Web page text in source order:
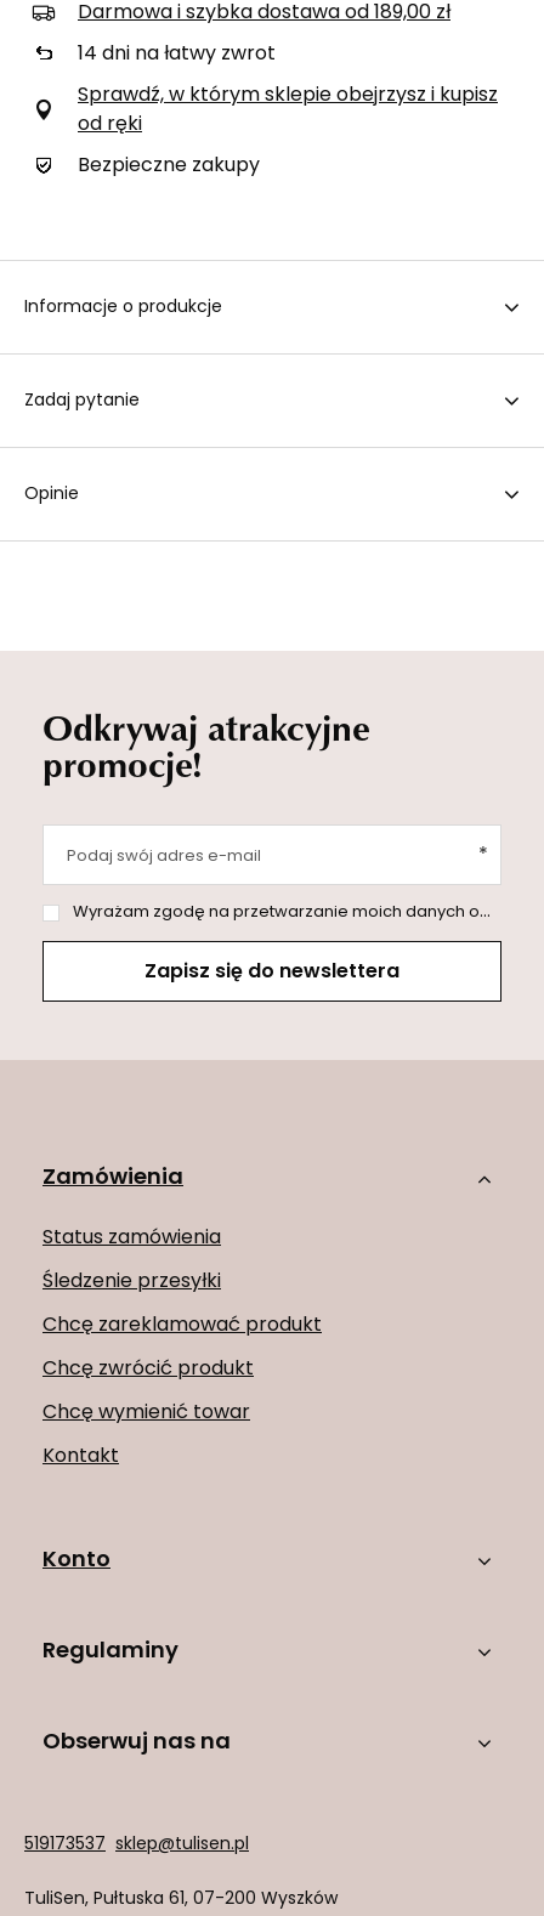
Darmowa i szybka dostawa od 189,00 zł
14 dni na łatwy zwrot
Sprawdź, w którym sklepie obejrzysz i kupisz
od ręki
Bezpieczne zakupy
Informacje o produkcje
Zadaj pytanie
Opinie
Odkrywaj atrakcyjne
promocje!
Podaj swój adres e-mail
Wyrażam zgodę na przetwarzanie moich danych osobowych (adres e-mail) na potrzeby wysyłki newslettera z informacją handlową (marketing). Więcej w
Zapisz się do newslettera
Zamówienia
Status zamówienia
Śledzenie przesyłki
Chcę zareklamować produkt
Chcę zwrócić produkt
Chcę wymienić towar
Kontakt
Konto
Regulaminy
Obserwuj nas na
519173537 sklep@tulisen.pl
TuliSen, Pułtuska 61, 07-200 Wyszków